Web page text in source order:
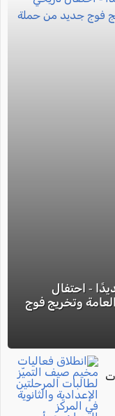
- احتفال
وتخريج فوج